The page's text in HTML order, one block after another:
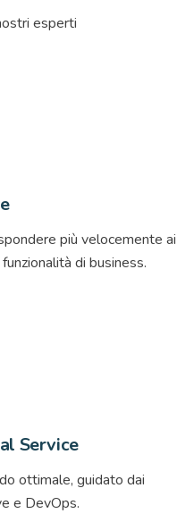
esperti
più velocemente ai
di business.
Service
ottimale, guidato dai
e DevOps.